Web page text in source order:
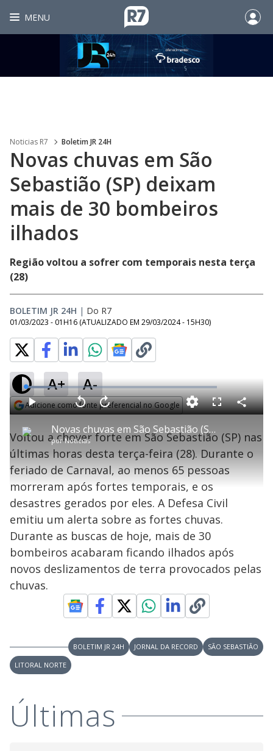
MENU
Noticias R7 Boletim JR 24H
Novas chuvas em São
Sebastião (SP) deixam
mais de 30 bombeiros
ilhados
Região voltou a sofrer com temporais nesta terça
(28)
BOLETIM JR 24H | Do R7
01/03/2023 - 01H16 (ATUALIZADO EM 29/03/2024 - 15H30)
A+ A-
Adicione como fonte preferencial no Google
P
l
a
y
V
i
d
o
Novas chuvas em São Sebastião (SP) deixam mais de 30 bombeiros ilhados
porNotícias
P V
a
r
0
e
g
n
d
s
A
n
ç
a
1
s
e
u
n
o
s
M
u
d
o
L
o
a
d
e
3
.
4
8
F
s
c
e
n
C
o
i
l
Voltou a chover forte em São Sebastião (SP) nas
últimas horas desta terça-feira (28). Durante o
feriado de Carnaval, ao menos 65 pessoas
morreram após fortes temporais, e os
desastres gerados por eles. A Defesa Civil
emitiu um alerta sobre as fortes chuvas.
Durante as buscas de hoje, mais de 30
bombeiros acabaram ficando ilhados após
novos deslizamentos de terra provocados pelas
chuvas.
BOLETIM JR 24H JORNAL DA RECORD
SÃO SEBASTIÃO
LITORAL NORTE
Últimas